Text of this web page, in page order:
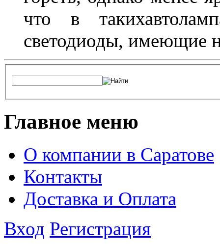
что в
светодиоды, имеющие
Главное меню
О компании в Саратове
Контакты
Доставка и Оплата
Вход Регистрация